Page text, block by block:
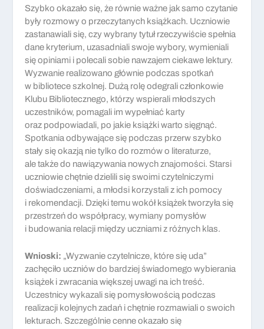
Szybko okazało się, że równie ważne jak samo czytanie
były rozmowy o przeczytanych książkach. Uczniowie
zastanawiali się, czy wybrany tytuł rzeczywiście spełnia
dane kryterium, uzasadniali swoje wybory, wymieniali
się opiniami i polecali sobie nawzajem ciekawe lektury.
Wyzwanie realizowano głównie podczas spotkań
w bibliotece szkolnej. Dużą rolę odegrali członkowie
Klubu Bibliotecznego, którzy wspierali młodszych
uczestników, pomagali im wypełniać karty
oraz podpowiadali, po jakie książki warto sięgnąć.
Spotkania odbywające się podczas przerw szybko
stały się okazją nie tylko do rozmów o literaturze,
ale także do nawiązywania nowych znajomości. Starsi
uczniowie chętnie dzielili się swoimi czytelniczymi
doświadczeniami, a młodsi korzystali z ich pomocy
i rekomendacji. Dzięki temu wokół książek tworzyła się
przestrzeń do współpracy, wymiany pomysłów
i budowania relacji między uczniami z różnych klas.
Wnioski: „Wyzwanie czytelnicze, które się uda”
zachęciło uczniów do bardziej świadomego wybierania
książek i zwracania większej uwagi na ich treść.
Uczestnicy wykazali się pomysłowością podczas
realizacji kolejnych zadań i chętnie rozmawiali o swoich
lekturach. Szczególnie cenne okazało się